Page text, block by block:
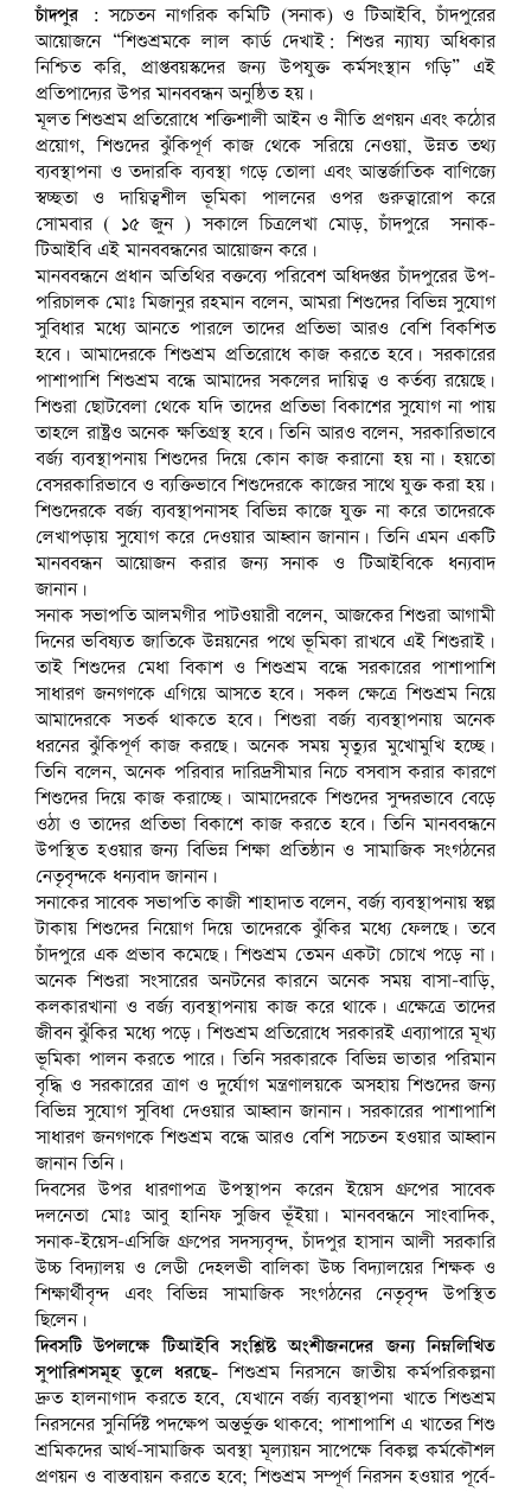
চাঁদপুর : সচেতন নাগরিক কমিটি (সনাক) ও টিআইবি, চাঁদপুরের
আয়োজনে “শিশুশ্রমকে লাল কার্ড দেখাই: শিশুর ন্যায্য অধিকার
নিশ্চিত করি, প্রাপ্তবয়স্কদের জন্য উপযুক্ত কর্মসংস্থান গড়ি” এই
প্রতিপাদ্যের উপর মানববন্ধন অনুষ্ঠিত হয়।
মূলত শিশুশ্রম প্রতিরোধে শক্তিশালী আইন ও নীতি প্রণয়ন এবং কঠোর
প্রয়োগ, শিশুদের ঝুঁকিপূর্ণ কাজ থেকে সরিয়ে নেওয়া, উন্নত তথ্য
ব্যবস্থাপনা ও তদারকি ব্যবস্থা গড়ে তোলা এবং আন্তর্জাতিক বাণিজ্যে
স্বচ্ছতা ও দায়িত্বশীল ভূমিকা পালনের ওপর গুরুত্বারোপ করে
সোমবার ( ১৫ জুন ) সকালে চিত্রলেখা মোড়, চাঁদপুরে সনাক-
টিআইবি এই মানববন্ধনের আয়োজন করে।
মানববন্ধনে প্রধান অতিথির বক্তব্যে পরিবেশ অধিদপ্তর চাঁদপুরের উপ-
পরিচালক মোঃ মিজানুর রহমান বলেন, আমরা শিশুদের বিভিন্ন সুযোগ
সুবিধার মধ্যে আনতে পারলে তাদের প্রতিভা আরও বেশি বিকশিত
হবে। আমাদেরকে শিশুশ্রম প্রতিরোধে কাজ করতে হবে। সরকারের
পাশাপাশি শিশুশ্রম বন্ধে আমাদের সকলের দায়িত্ব ও কর্তব্য রয়েছে।
শিশুরা ছোটবেলা থেকে যদি তাদের প্রতিভা বিকাশের সুযোগ না পায়
তাহলে রাষ্ট্রও অনেক ক্ষতিগ্রস্থ হবে। তিনি আরও বলেন, সরকারিভাবে
বর্জ্য ব্যবস্থাপনায় শিশুদের দিয়ে কোন কাজ করানো হয় না। হয়তো
বেসরকারিভাবে ও ব্যক্তিভাবে শিশুদেরকে কাজের সাথে যুক্ত করা হয়।
শিশুদেরকে বর্জ্য ব্যবস্থাপনাসহ বিভিন্ন কাজে যুক্ত না করে তাদেরকে
লেখাপড়ায় সুযোগ করে দেওয়ার আহ্বান জানান। তিনি এমন একটি
মানববন্ধন আয়োজন করার জন্য সনাক ও টিআইবিকে ধন্যবাদ
জানান।
সনাক সভাপতি আলমগীর পাটওয়ারী বলেন, আজকের শিশুরা আগামী
দিনের ভবিষ্যত জাতিকে উন্নয়নের পথে ভূমিকা রাখবে এই শিশুরাই।
তাই শিশুদের মেধা বিকাশ ও শিশুশ্রম বন্ধে সরকারের পাশাপাশি
সাধারণ জনগণকে এগিয়ে আসতে হবে। সকল ক্ষেত্রে শিশুশ্রম নিয়ে
আমাদেরকে সতর্ক থাকতে হবে। শিশুরা বর্জ্য ব্যবস্থাপনায় অনেক
ধরনের ঝুঁকিপূর্ণ কাজ করছে। অনেক সময় মৃত্যুর মুখোমুখি হচ্ছে।
তিনি বলেন, অনেক পরিবার দারিদ্রসীমার নিচে বসবাস করার কারণে
শিশুদের দিয়ে কাজ করাচ্ছে। আমাদেরকে শিশুদের সুন্দরভাবে বেড়ে
ওঠা ও তাদের প্রতিভা বিকাশে কাজ করতে হবে। তিনি মানববন্ধনে
উপস্থিত হওয়ার জন্য বিভিন্ন শিক্ষা প্রতিষ্ঠান ও সামাজিক সংগঠনের
নেতৃবৃন্দকে ধন্যবাদ জানান।
সনাকের সাবেক সভাপতি কাজী শাহাদাত বলেন, বর্জ্য ব্যবস্থাপনায় স্বল্প
টাকায় শিশুদের নিয়োগ দিয়ে তাদেরকে ঝুঁকির মধ্যে ফেলছে। তবে
চাঁদপুরে এক প্রভাব কমেছে। শিশুশ্রম তেমন একটা চোখে পড়ে না।
অনেক শিশুরা সংসারের অনটনের কারনে অনেক সময় বাসা-বাড়ি,
কলকারখানা ও বর্জ্য ব্যবস্থাপনায় কাজ করে থাকে। এক্ষেত্রে তাদের
জীবন ঝুঁকির মধ্যে পড়ে। শিশুশ্রম প্রতিরোধে সরকারই এব্যাপারে মূখ্য
ভূমিকা পালন করতে পারে। তিনি সরকারকে বিভিন্ন ভাতার পরিমান
বৃদ্ধি ও সরকারের ত্রাণ ও দুর্যোগ মন্ত্রণালয়কে অসহায় শিশুদের জন্য
বিভিন্ন সুযোগ সুবিধা দেওয়ার আহ্বান জানান। সরকারের পাশাপাশি
সাধারণ জনগণকে শিশুশ্রম বন্ধে আরও বেশি সচেতন হওয়ার আহ্বান
জানান তিনি।
দিবসের উপর ধারণাপত্র উপস্থাপন করেন ইয়েস গ্রুপের সাবেক
দলনেতা মোঃ আবু হানিফ সুজিব ভূঁইয়া। মানববন্ধনে সাংবাদিক,
সনাক-ইয়েস-এসিজি গ্রুপের সদস্যবৃন্দ, চাঁদপুর হাসান আলী সরকারি
উচ্চ বিদ্যালয় ও লেডী দেহলভী বালিকা উচ্চ বিদ্যালয়ের শিক্ষক ও
শিক্ষার্থীবৃন্দ এবং বিভিন্ন সামাজিক সংগঠনের নেতৃবৃন্দ উপস্থিত
ছিলেন।
দিবসটি উপলক্ষে টিআইবি সংশ্লিষ্ট অংশীজনদের জন্য নিম্নলিখিত
সুপারিশসমূহ তুলে ধরছে-শিশুশ্রম নিরসনে জাতীয় কর্মপরিকল্পনা
দ্রুত হালনাগাদ করতে হবে, যেখানে বর্জ্য ব্যবস্থাপনা খাতে শিশুশ্রম
নিরসনের সুনির্দিষ্ট পদক্ষেপ অন্তর্ভুক্ত থাকবে; পাশাপাশি এ খাতের শিশু
শ্রমিকদের আর্থ-সামাজিক অবস্থা মূল্যায়ন সাপেক্ষে বিকল্প কর্মকৌশল
প্রণয়ন ও বাস্তবায়ন করতে হবে; শিশুশ্রম সম্পূর্ণ নিরসন হওয়ার পূর্বে-